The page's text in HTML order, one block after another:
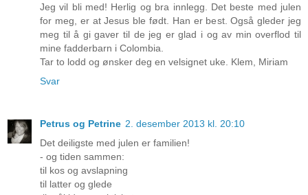
Jeg vil bli med! Herlig og bra innlegg. Det beste med julen
for meg, er at Jesus ble født. Han er best. Også gleder jeg
meg til å gi gaver til de jeg er glad i og av min overflod til
mine fadderbarn i Colombia.
Tar to lodd og ønsker deg en velsignet uke. Klem, Miriam
Svar
Petrus og Petrine 2. desember 2013 kl. 20:10
Det deiligste med julen er familien!
- og tiden sammen:
til kos og avslapning
til latter og glede